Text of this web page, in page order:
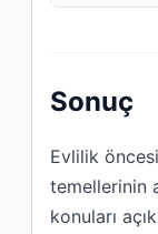
Sonuç
Evlilik
temellerinin
konuları